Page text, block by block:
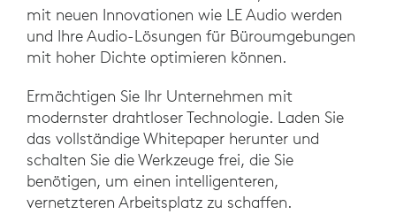
mit neuen Innovationen wie LE Audio werden
und Ihre Audio-Lösungen für Büroumgebungen
mit hoher Dichte optimieren können.
Ermächtigen Sie Ihr Unternehmen mit
modernster drahtloser Technologie. Laden Sie
das vollständige Whitepaper herunter und
schalten Sie die Werkzeuge frei, die Sie
benötigen, um einen intelligenteren,
vernetzteren Arbeitsplatz zu schaffen.